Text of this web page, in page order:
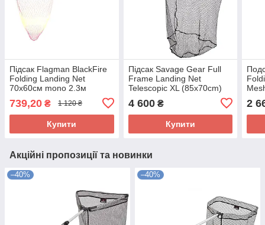
Підсак Flagman BlackFire
Folding Landing Net
70x60см mono 2.3м
739,20 ₴ 1 120 ₴
Купити
Підсак Savage Gear Full
Frame Landing Net
Telescopic XL (85x70cm)
4 600₴
Купити
2
Акційні пропозиції та новинки
–40% –40%